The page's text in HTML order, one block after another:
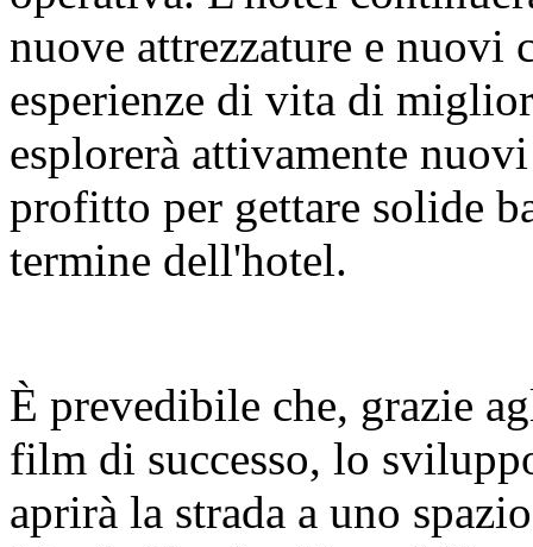
nuove attrezzature e
esperienze di vita di
esplorerà attivamente
profitto per gettare solide
termine dell'hotel.
È prevedibile che, grazie
film di successo, lo
aprirà la strada a uno